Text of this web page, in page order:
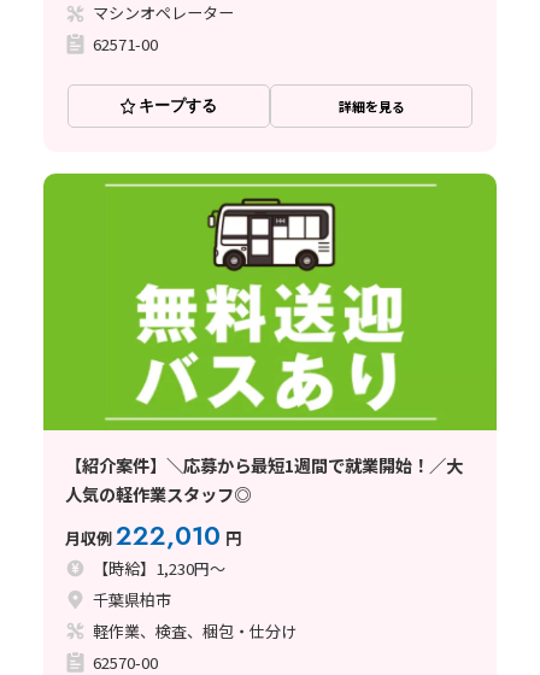
マシンオペレーター
62571-00
キープする 詳細を見る
【紹介案件】＼応募から最短1週間で就業開始！／大
人気の軽作業スタッフ◎
月収例222,010 円
【時給】1,230円～
千葉県柏市
軽作業、検査、梱包・仕分け
62570-00